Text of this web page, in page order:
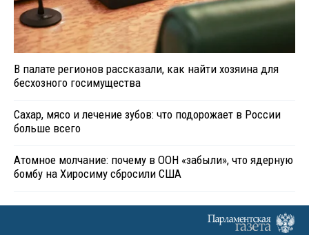
В палате регионов рассказали, как найти хозяина для
бесхозного госимущества
Сахар, мясо и лечение зубов: что подорожает в России
больше всего
Атомное молчание: почему в ООН «забыли», что ядерную
бомбу на Хиросиму сбросили США